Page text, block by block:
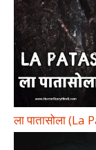
ला पातासोला